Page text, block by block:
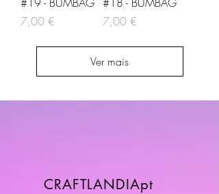
Preço
7,00 €
Preço
7,00 €
Ver mais
CRAFTLANDIApt